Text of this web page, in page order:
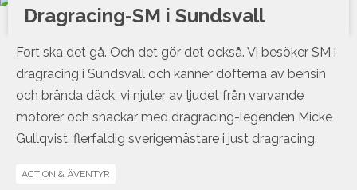
Dragracing-SM i Sundsvall
Fort ska det gå. Och det gör det också. Vi besöker SM i
dragracing i Sundsvall och känner dofterna av bensin
och brända däck, vi njuter av ljudet från varvande
motorer och snackar med dragracing-legenden Micke
Gullqvist, flerfaldig sverigemästare i just dragracing.
ACTION & ÄVENTYR